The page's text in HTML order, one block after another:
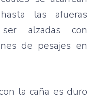
hasta
las
afueras
ser alzadas con
de pesajes en
la caña es duro